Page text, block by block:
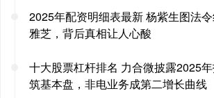
2025年配资明细表最新 杨紫生图法
雅芝，背后真相让人心酸
十大股票杠杆排名 力合微披露2025
筑基本盘，非电业务成第二增长曲线